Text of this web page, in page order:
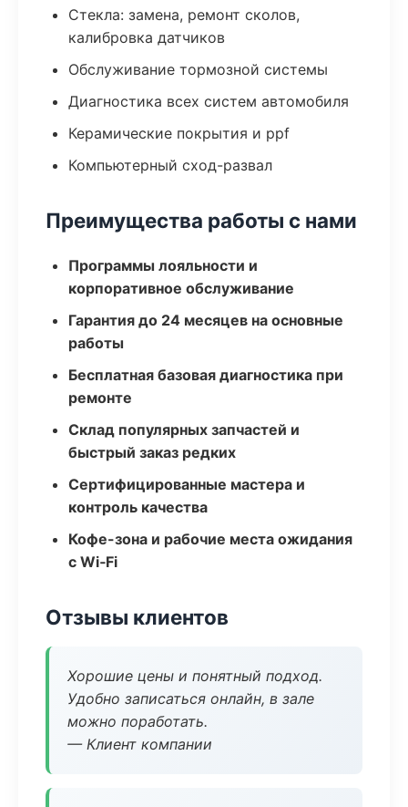
Стекла: замена, ремонт сколов,
калибровка датчиков
Обслуживание тормозной системы
Диагностика всех систем автомобиля
Керамические покрытия и ppf
Компьютерный сход-развал
Преимущества работы с нами
Программы лояльности и
корпоративное обслуживание
Гарантия до 24 месяцев на основные
работы
Бесплатная базовая диагностика при
ремонте
Склад популярных запчастей и
быстрый заказ редких
Сертифицированные мастера и
контроль качества
Кофе-зона и рабочие места ожидания
с Wi‑Fi
Отзывы клиентов
Хорошие цены и понятный подход.
Удобно записаться онлайн, в зале
можно поработать.
— Клиент компании